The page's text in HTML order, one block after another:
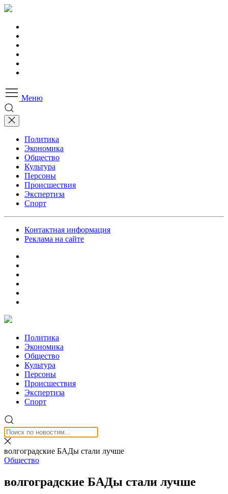
Меню
Политика
Экономика
Общество
Культура
Персоны
Происшествия
Экспертиза
Спорт
Контактная информация
Реклама на сайте
Политика
Экономика
Общество
Культура
Персоны
Происшествия
Экспертиза
Спорт
волгоградские БАДы стали лучше
Общество
волгоградские БАДы стали лучше